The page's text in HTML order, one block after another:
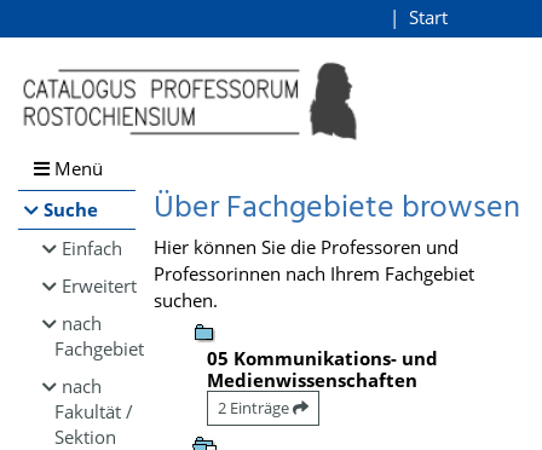
Browsen
direkt zum Inhalt
Start
Menü
Suche
Einfach
Erweitert
nach
Fachgebiet
nach
Fakultät /
Sektion
Über Fachgebiete browsen
Hier können Sie die Professoren und
Professorinnen nach Ihrem Fachgebiet
suchen.
05 Kommunikations- und
Medienwissenschaften
2 Einträge